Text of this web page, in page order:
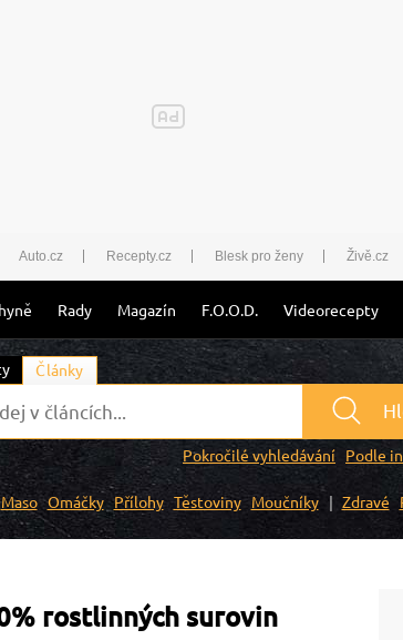
Auto.cz Recepty.cz Blesk pro ženy Živě.cz
Rady Magazín F.O.O.D. Videorecepty
Články
Pokročilé vyhledávání Podle
Maso Omáčky Přílohy Těstoviny Moučníky Zdravé
rostlinných surovin